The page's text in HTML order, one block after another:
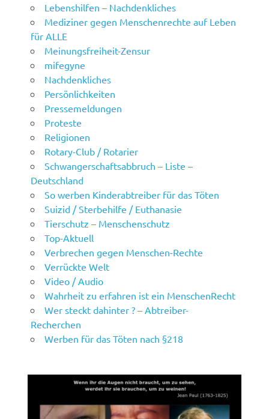
Lebenshilfen – Nachdenkliches
Mediziner gegen Menschenrechte auf Leben
für ALLE
Meinungsfreiheit-Zensur
mifegyne
Nachdenkliches
Persönlichkeiten
Pressemeldungen
Proteste
Religionen
Rotary-Club / Rotarier
Schwangerschaftsabbruch – Liste –
Deutschland
So werben Kinderabtreiber für das Töten
Suizid / Sterbehilfe / Euthanasie
Tierschutz – Menschenschutz
Top-Aktuell
Verbrechen gegen Menschen-Rechte
Verrückte Welt
Video / Audio
Wahrheit zu erfahren ist ein MenschenRecht
Wer steckt dahinter ? – Abtreiber-
Recherchen
Werben für das Töten nach §218